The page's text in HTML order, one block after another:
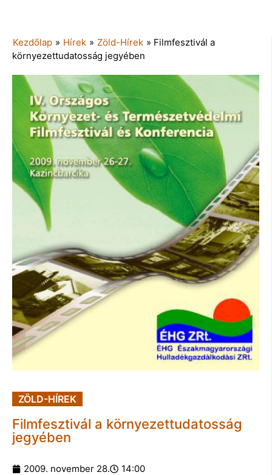
Kezdőlap » Hírek » Zöld-Hírek » Filmfesztivál a
környezettudatosság jegyében
ZÖLD-HÍREK
Filmfesztivál a környezettudatosság
jegyében
2009. november 28. 14:00